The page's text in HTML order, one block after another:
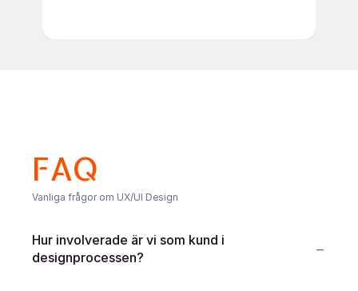
FAQ
Vanliga frågor om UX/UI Design
Hur involverade är vi som kund i
designprocessen?
-